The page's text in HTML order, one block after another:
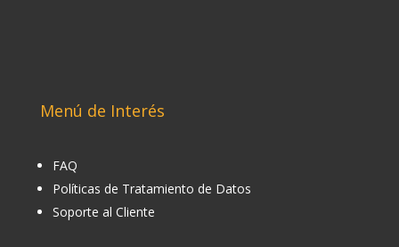
Menú de Interés
FAQ
Políticas de Tratamiento de Datos
Soporte al Cliente